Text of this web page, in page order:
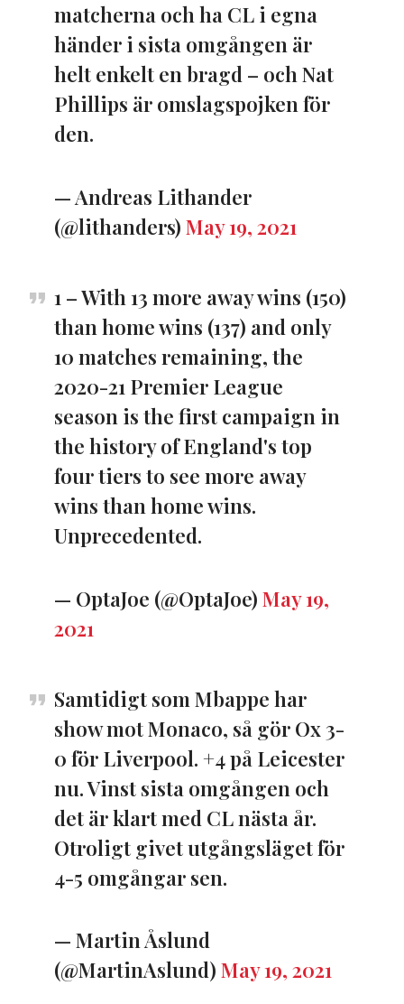
matcherna och ha CL i egna
händer i sista omgången är
helt enkelt en bragd – och Nat
Phillips är omslagspojken för
den.
— Andreas Lithander
(@lithanders) May 19, 2021
1 – With 13 more away wins (150)
than home wins (137) and only
10 matches remaining, the
2020-21 Premier League
season is the first campaign in
the history of England's top
four tiers to see more away
wins than home wins.
Unprecedented.
— OptaJoe (@OptaJoe) May 19,
2021
Samtidigt som Mbappe har
show mot Monaco, så gör Ox 3-
0 för Liverpool. +4 på Leicester
nu. Vinst sista omgången och
det är klart med CL nästa år.
Otroligt givet utgångsläget för
4-5 omgångar sen.
— Martin Åslund
(@MartinAslund) May 19, 2021